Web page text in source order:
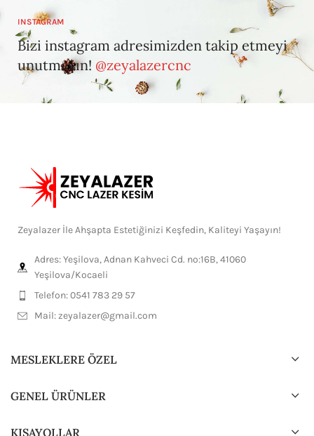
INSTAGRAM
Bizi instagram adresimizden takip etmeyi
unutmayın! @zeyalazercnc
Zeyalazer İle Ahşapta Estetiğinizi Keşfedin, Kaliteyi Yaşayın!
Adres: Yeşilova, Adnan Kahveci Cd. no:16B, 41060
Yeşilova/Kocaeli
Telefon: 0541 783 29 57
Mail:zeyalazer@gmail.com
MESLEKLERE ÖZEL
GENEL ÜRÜNLER
KISAYOLLAR